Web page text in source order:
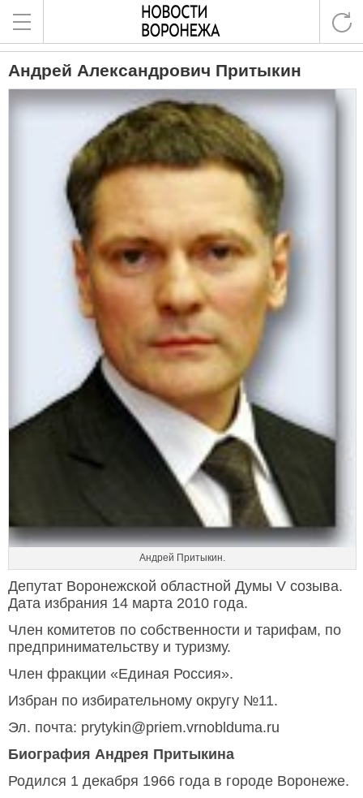
Андрей Александрович Притыкин
Андрей Притыкин.
Депутат Воронежской областной Думы V созыва.
Дата избрания 14 марта 2010 года.
Член комитетов по собственности и тарифам, по
предпринимательству и туризму.
Член фракции «Единая Россия».
Избран по избирательному округу №11.
Эл. почта: prytykin@priem.vrnoblduma.ru
Биография Андрея Притыкина
Родился 1 декабря 1966 года в городе Воронеже.